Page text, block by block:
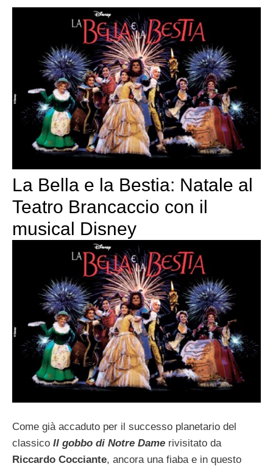
La Bella e la Bestia: Natale al
Teatro Brancaccio con il
musical Disney
Come già accaduto per il successo planetario del
classico Il gobbo di Notre Dame rivisitato da
Riccardo Cocciante, ancora una fiaba e in questo